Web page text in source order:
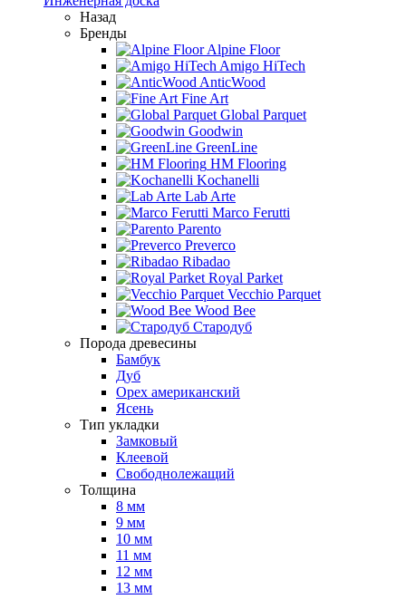
Назад
Бренды
Alpine Floor
Amigo HiTech
AnticWood
Fine Art
Global Parquet
Goodwin
GreenLine
HM Flooring
Kochanelli
Lab Arte
Marco Ferutti
Parento
Preverco
Ribadao
Royal Parket
Vecchio Parquet
Wood Bee
Стародуб
Порода древесины
Бамбук
Дуб
Орех американский
Ясень
Тип укладки
Замковый
Клеевой
Свободнолежащий
Толщина
8 мм
9 мм
10 мм
11 мм
12 мм
13 мм